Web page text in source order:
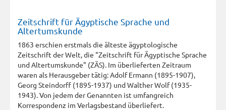
Zeitschrift für Ägyptische Sprache und
Altertumskunde
1863 erschien erstmals die älteste ägyptologische
Zeitschrift der Welt, die "Zeitschrift für Ägyptische Sprache
und Altertumskunde" (ZÄS). Im überlieferten Zeitraum
waren als Herausgeber tätig: Adolf Ermann (1895-1907),
Georg Steindorff (1895-1937) und Walther Wolf (1935-
1943). Von jedem der Genannten ist umfangreich
Korrespondenz im Verlagsbestand überliefert.